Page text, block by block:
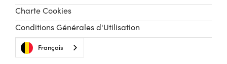
Charte Cookies
Conditions Générales d'Utilisation
Français